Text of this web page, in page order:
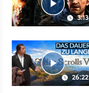
3:13
26:22